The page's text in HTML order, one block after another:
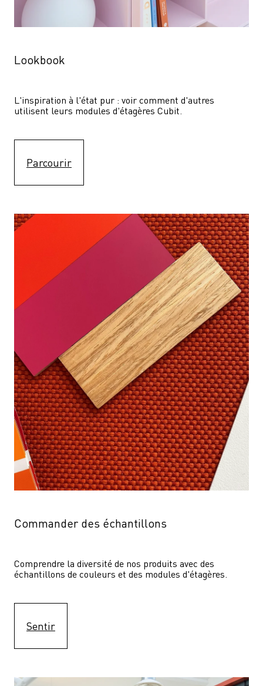
Lookbook
L'inspiration à l'état pur : voir comment d'autres
utilisent leurs modules d'étagères Cubit.
Parcourir
Commander des échantillons
Comprendre la diversité de nos produits avec des
échantillons de couleurs et des modules d'étagères.
Sentir